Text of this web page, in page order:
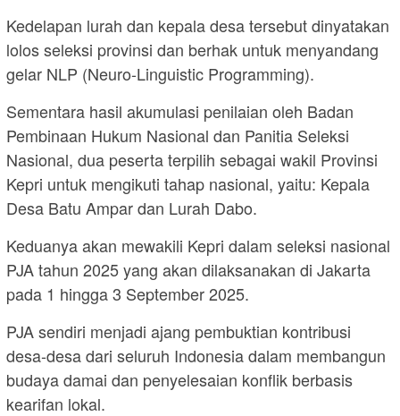
Kedelapan lurah dan kepala desa tersebut dinyatakan
lolos seleksi provinsi dan berhak untuk menyandang
gelar NLP (Neuro-Linguistic Programming).
Sementara hasil akumulasi penilaian oleh Badan
Pembinaan Hukum Nasional dan Panitia Seleksi
Nasional, dua peserta terpilih sebagai wakil Provinsi
Kepri untuk mengikuti tahap nasional, yaitu: Kepala
Desa Batu Ampar dan Lurah Dabo.
Keduanya akan mewakili Kepri dalam seleksi nasional
PJA tahun 2025 yang akan dilaksanakan di Jakarta
pada 1 hingga 3 September 2025.
PJA sendiri menjadi ajang pembuktian kontribusi
desa-desa dari seluruh Indonesia dalam membangun
budaya damai dan penyelesaian konflik berbasis
kearifan lokal.